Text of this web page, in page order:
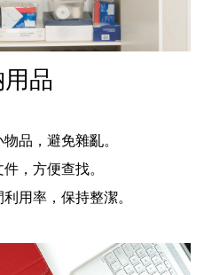
品
品，避免雜亂。
，方便查找。
用率，保持整潔。